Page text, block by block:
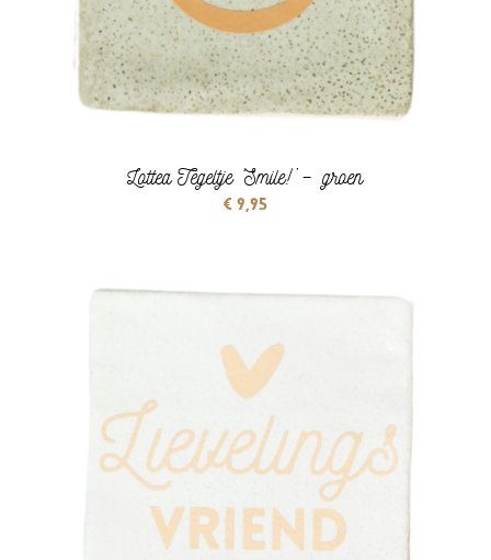
Lottea Tegeltje ‘Smile!’ – groen
€9,95